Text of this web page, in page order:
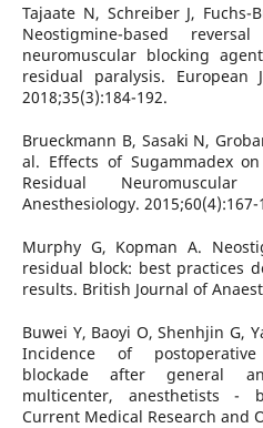
Tajaate N, Schreiber J, Fuchs-
Neostigmine-based
neuromuscular blocking
residual paralysis. European
2018;35(3):184-192.
Brueckmann B, Sasaki N,
al. Effects of Sugammadex
Residual
Anesthesiology. 2015;60(4):167-
Murphy G, Kopman A.
residual block: best practices
results. British Journal of
Buwei Y, Baoyi O, Shenhjin G,
Incidence of
blockade after general
multicenter, anesthetists -
Current Medical Research and